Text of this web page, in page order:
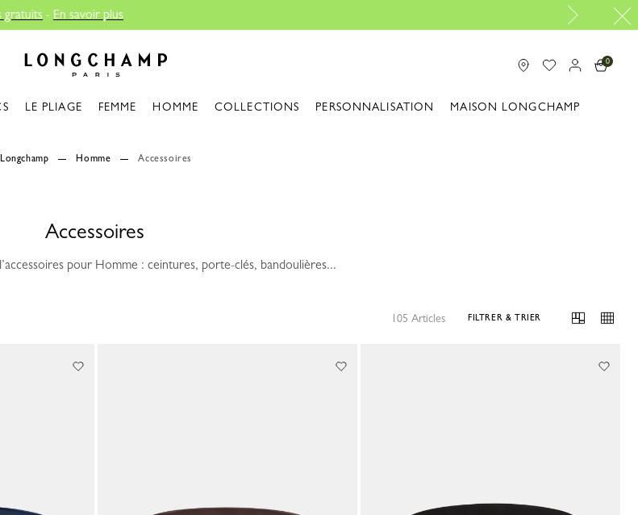
Découvrir le service de
0
LE PLIAGE FEMME HOMME COLLECTIONS PERSONNALISATION MAISON LONGCHAMP
Longchamp Homme Accessoires
Accessoires
pour Homme : ceintures, porte-clés, bandoulières...
105 Articles FILTRER & TRIER